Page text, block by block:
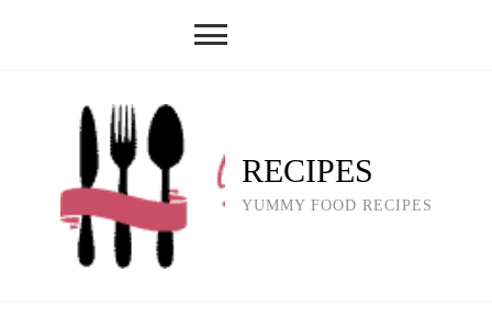
RECIPES
YUMMY FOOD RECIPES